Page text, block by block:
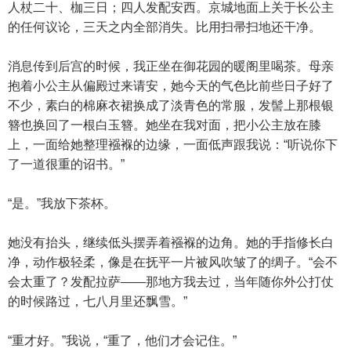
人杖二十、枷三日；四人发配安西。京城地面上关于长公主
的任何议论，三天之内全部消失。比用扫帚扫地还干净。
消息传到后宫的时候，我正坐在御花园的暖阁里喝茶。母亲
抱着小公主从偏殿过来请安，她今天的气色比前些日子好了
不少，素白的棉麻衣裙换成了淡青色的常服，发髻上那根银
簪也换回了一根白玉簪。她坐在我对面，把小公主放在膝
上，一面给她整理襁褓的边缘，一面低声跟我说：“听说你下
了一道很重的诏书。”
“是。”我放下茶杯。
她没有抬头，继续低头摆弄着襁褓的边角。她的手指修长白
净，动作极轻柔，像是在抚平一片被风吹皱了的绸子。“会不
会太重了？发配拉萨——那地方我去过，当年随你外公打仗
的时候路过，七八月里还飘雪。”
“重才好。”我说，“重了，他们才会记住。”